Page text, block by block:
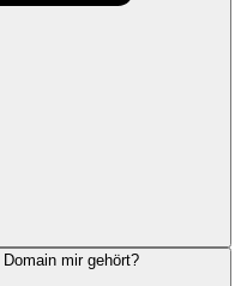
mir gehört?